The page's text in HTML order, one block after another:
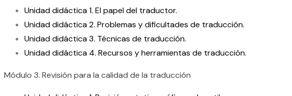
Unidad didáctica 1. El papel del traductor.
Unidad didáctica 2. Problemas y dificultades de traducción.
Unidad didáctica 3. Técnicas de traducción.
Unidad didáctica 4. Recursos y herramientas de traducción.
Módulo 3. Revisión para la calidad de la traducción